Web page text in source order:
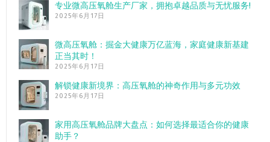
专业微高压氧舱生产厂家，拥抱卓越品质与无忧服务!
2025年6月17日
微高压氧舱：掘金大健康万亿蓝海，家庭健康新基建
正当其时！
2025年6月17日
解锁健康新境界：高压氧舱的神奇作用与多元功效
2025年6月17日
家用高压氧舱品牌大盘点：如何选择最适合你的健康
助手？